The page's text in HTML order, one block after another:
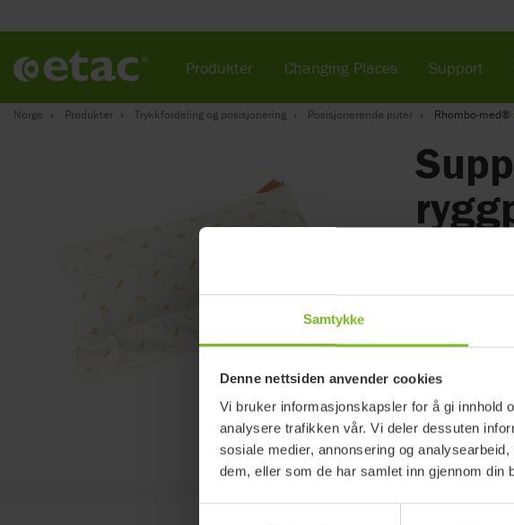
Samtykke
Denne nettsiden anvender cookies
Vi bruker informasjonskapsler for å gi innhold
analysere trafikken vår. Vi deler dessuten
sosiale medier, annonsering og
dem, eller som de har samlet inn gjennom din
Norge Produkter Trykkfordeling og posisjonering Posisjonerende puter Rhombo-med®
Sikker og
Rhombo-med
lagt under
neste vending.
Produkter Changing Places Support